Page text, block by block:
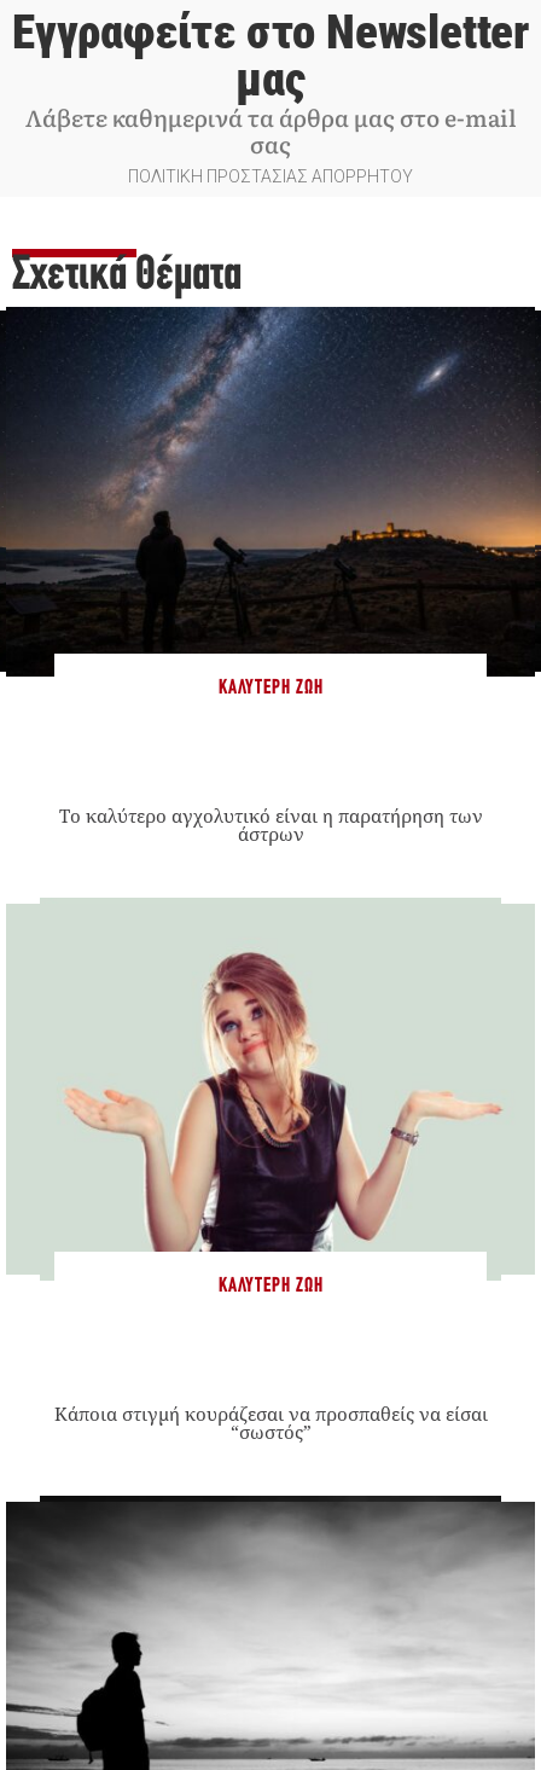
Εγγραφείτε στο Newsletter
μας
Λάβετε καθημερινά τα άρθρα μας στο e-mail
σας
ΠΟΛΙΤΙΚΗ ΠΡΟΣΤΑΣΙΑΣ ΑΠΟΡΡΗΤΟΥ
Σχετικά Θέματα
ΚΑΛΎΤΕΡΗ ΖΩΉ
Το καλύτερο αγχολυτικό είναι η παρατήρηση των
άστρων
ΚΑΛΎΤΕΡΗ ΖΩΉ
Κάποια στιγμή κουράζεσαι να προσπαθείς να είσαι
“σωστός”